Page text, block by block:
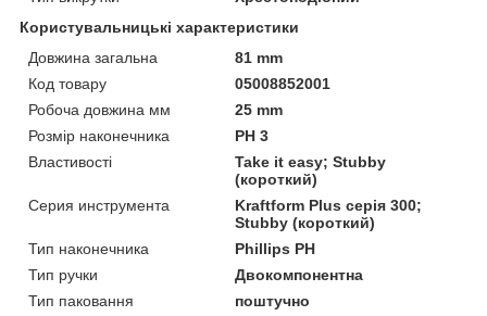
Користувальницькі характеристики
Довжина загальна
81 mm
Код товару
05008852001
Робоча довжина мм
25 mm
Розмір наконечника
PH 3
Властивості
Take it easy; Stubby
(короткий)
Серия инструмента
Kraftform Plus серія 300;
Stubby (короткий)
Тип наконечника
Phillips PH
Тип ручки
Двокомпонентна
Тип паковання
поштучно